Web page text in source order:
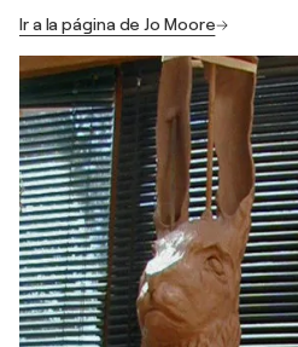
Ir a la página de Jo Moore